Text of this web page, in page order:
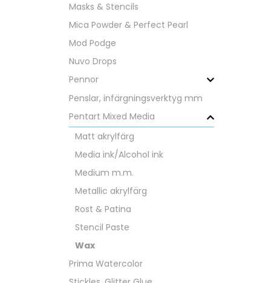
Masks & Stencils
Mica Powder & Perfect Pearl
Mod Podge
Nuvo Drops
Pennor
Penslar, infärgningsverktyg mm
Pentart Mixed Media
Matt akrylfärg
Media ink/Alcohol ink
Medium m.m.
Metallic akrylfärg
Rost & Patina
Stencil Paste
Wax
Prima Watercolor